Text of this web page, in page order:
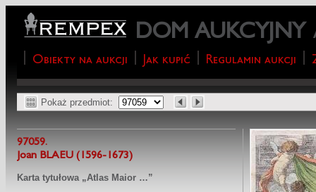
DOM AUKCYJNY
Obiekty na aukcji Jak kupić Regulamin aukcji
Pokaż przedmiot:
97059.
Joan BLAEU (1596-1673)
Karta tytułowa „Atlas Maior …”